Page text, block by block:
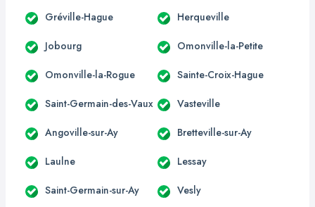
Gréville-Hague Herqueville
Jobourg Omonville-la-Petite
Omonville-la-Rogue Sainte-Croix-Hague
Saint-Germain-des-Vaux Vasteville
Angoville-sur-Ay Bretteville-sur-Ay
Laulne Lessay
Saint-Germain-sur-Ay Vesly